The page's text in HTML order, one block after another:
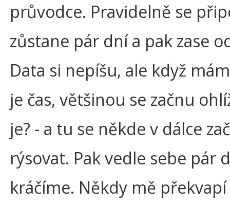
průvodce. Pravidelně se
zůstane pár dní a pak zase
Data si nepíšu, ale když
je čas, většinou se začnu
je? - a tu se někde v dálce
rýsovat. Pak vedle sebe pár
kráčíme. Někdy mě překvapí